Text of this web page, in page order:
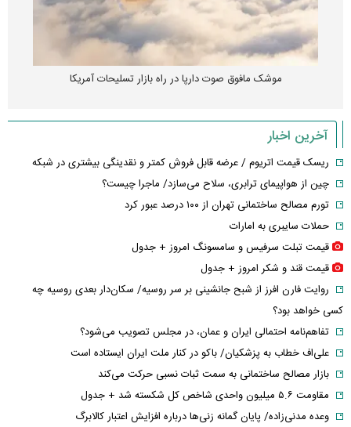
موشک مافوق صوت دارپا در راه بازار تسلیحات آمریکا
آخرین اخبار
ریسک قیمت اتریوم / عرضه قابل فروش کمتر و نقدینگی بیشتری در شبکه
چین از هواپیمای ترابری، سلاح می‌سازد/ ماجرا چیست؟
تورم مصالح ساختمانی تهران از ۱۰۰ درصد عبور کرد
حملات سایبری به امارات
قیمت تبلت سرفیس و سامسونگ امروز + جدول
قیمت قند و شکر امروز + جدول
روایت فارن افرز از شبح جانشینی بر سر روسیه/ سکان‌دار بعدی روسیه چه
کسی خواهد بود؟
تفاهم‌نامه احتمالی ایران و عمان، در مجلس تصویب می‌شود؟
علی‌اف خطاب به پزشکیان/ باکو در کنار ملت ایران ایستاده است
بازار مصالح ساختمانی به سمت ثبات نسبی حرکت می‌کند
مقاومت ۵.۶ میلیون واحدی شاخص کل شکسته شد + جدول
وعده مدنی‌زاده/ پایان گمانه زنی‌ها درباره افزایش اعتبار کالابرگ